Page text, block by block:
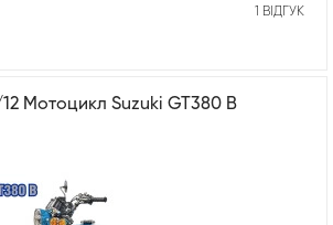
1 ВІДГУК
Мотоцикл Suzuki GT380 B